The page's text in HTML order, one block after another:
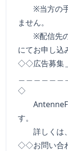
※当方の手
ません。
※配信先の
にてお申し込
◇◇広告募集
＿＿＿＿＿
◇
す。
詳しくは、
◇◇お問い合